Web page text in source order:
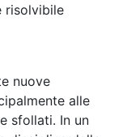
risolvibile
nuove
alle
sfollati. In un